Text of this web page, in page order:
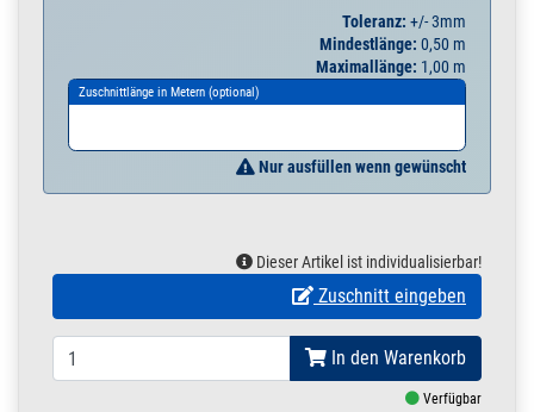
Toleranz: +/- 3mm
Mindestlänge: 0,50 m
Maximallänge: 1,00 m
Zuschnittlänge in Metern (optional)
Nur ausfüllen wenn gewünscht
Dieser Artikel ist individualisierbar!
Zuschnitt eingeben
In den Warenkorb
Verfügbar